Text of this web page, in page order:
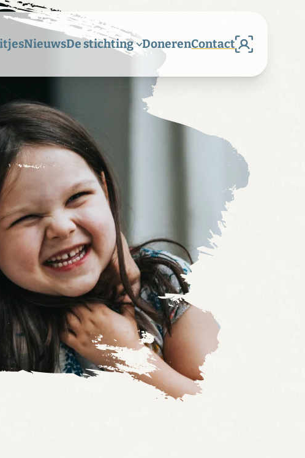
NieuwsDe stichting DonerenContact